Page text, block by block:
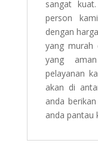
sangat
person
dengan harga
yang murah
yang
pelayanan
akan di
anda
anda pantau